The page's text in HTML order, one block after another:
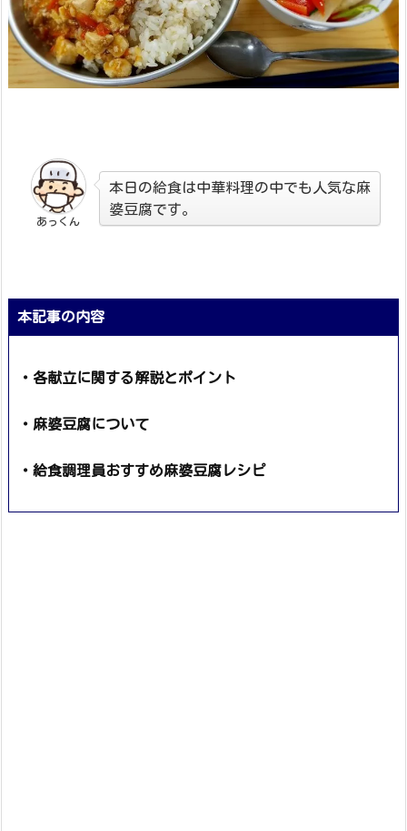
あっくん
本日の給食は中華料理の中でも人気な麻
婆豆腐です。
本記事の内容
・各献立に関する解説とポイント
・麻婆豆腐について
・給食調理員おすすめ麻婆豆腐レシピ